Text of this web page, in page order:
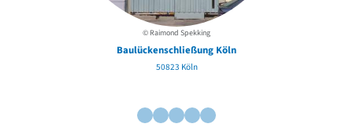
© Raimond Spekking
Baulückenschließung Köln
50823 Köln